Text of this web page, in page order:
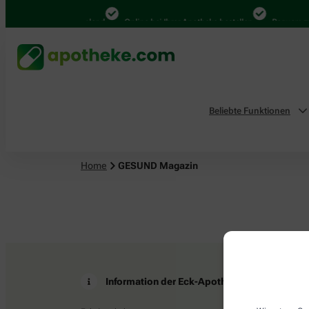
4.000 Mal in Deutschland Online bei Ihrer Apotheke bestellen Bequem
Beliebte Funktionen
Home GESUND Magazin
Information der Eck-Apotheke